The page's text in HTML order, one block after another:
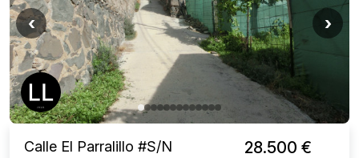
‹ ›
Calle El Parralillo #S/N 28.500 €